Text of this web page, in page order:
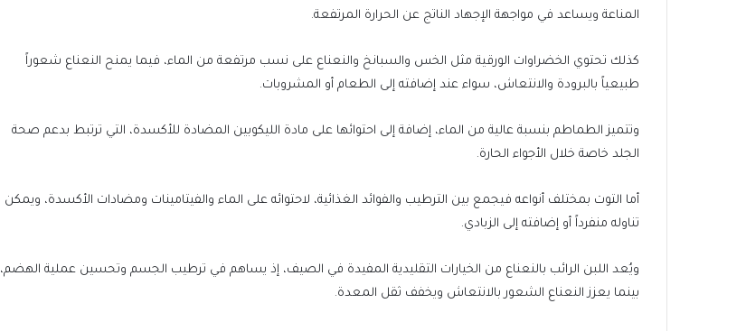
المناعة ويساعد في مواجهة الإجهاد الناتج عن الحرارة المرتفعة.
كذلك تحتوي الخضراوات الورقية مثل الخس والسبانخ والنعناع على نسب مرتفعة من الماء، فيما يمنح النعناع شعوراً
طبيعياً بالبرودة والانتعاش، سواء عند إضافته إلى الطعام أو المشروبات.
وتتميز الطماطم بنسبة عالية من الماء، إضافة إلى احتوائها على مادة الليكوبين المضادة للأكسدة، التي ترتبط بدعم صحة
الجلد خاصة خلال الأجواء الحارة.
أما التوت بمختلف أنواعه فيجمع بين الترطيب والفوائد الغذائية، لاحتوائه على الماء والفيتامينات ومضادات الأكسدة، ويمكن
تناوله منفرداً أو إضافته إلى الزبادي.
ويُعد اللبن الرائب بالنعناع من الخيارات التقليدية المفيدة في الصيف، إذ يساهم في ترطيب الجسم وتحسين عملية الهضم،
بينما يعزز النعناع الشعور بالانتعاش ويخفف ثقل المعدة.